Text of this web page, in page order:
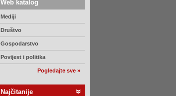
Web katalog
Mediji
Društvo
Gospodarstvo
Povijest i politika
Pogledajte sve »
Najčitanije